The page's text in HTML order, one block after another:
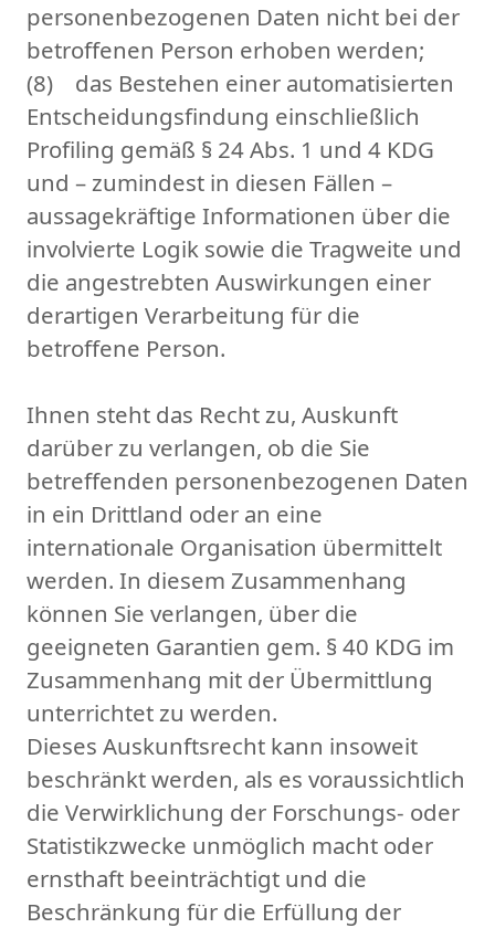
personenbezogenen Daten nicht bei der
betroffenen Person erhoben werden;
(8) das Bestehen einer automatisierten
Entscheidungsfindung einschließlich
Profiling gemäß § 24 Abs. 1 und 4 KDG
und – zumindest in diesen Fällen –
aussagekräftige Informationen über die
involvierte Logik sowie die Tragweite und
die angestrebten Auswirkungen einer
derartigen Verarbeitung für die
betroffene Person.
Ihnen steht das Recht zu, Auskunft
darüber zu verlangen, ob die Sie
betreffenden personenbezogenen Daten
in ein Drittland oder an eine
internationale Organisation übermittelt
werden. In diesem Zusammenhang
können Sie verlangen, über die
geeigneten Garantien gem. § 40 KDG im
Zusammenhang mit der Übermittlung
unterrichtet zu werden.
Dieses Auskunftsrecht kann insoweit
beschränkt werden, als es voraussichtlich
die Verwirklichung der Forschungs- oder
Statistikzwecke unmöglich macht oder
ernsthaft beeinträchtigt und die
Beschränkung für die Erfüllung der